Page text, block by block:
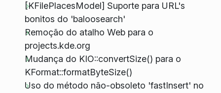
[KFilePlacesModel] Suporte para URL's
bonitos do 'baloosearch'
Remoção do atalho Web para o
projects.kde.org
Mudança do KIO::convertSize() para o
KFormat::formatByteSize()
Uso do método não-obsoleto 'fastInsert' no